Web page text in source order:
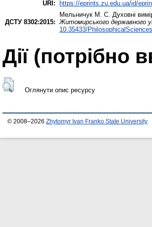
URI: https://eprints.zu.edu.ua/id/
ДСТУ 8302:2015:
Мельничук М. С. Духовні
Житомирського державного
10.35433/
Дії ​​(потрібно
Оглянути опис ресурсу
© 2008–2026 Zhytomyr Ivan Franko State University